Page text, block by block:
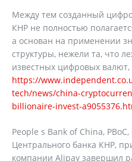
Между тем созданный
КНР не полностью
а основан на применении
структуры, нежели та, что
известных цифровых
https://
tech/news/china-
billionaire-invest-
People s Bank of China,
Центрального банка КНР,
компании Alipay завершил